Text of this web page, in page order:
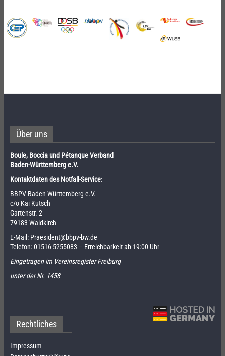
Über uns
Boule, Boccia und Pétanque Verband
Baden-Württemberg e.V.
Kontaktdaten des Notfall-Service:
BBPV Baden-Württemberg e.V.
c/o Kai Kutsch
Gartenstr. 2
79183 Waldkirch
E-Mail: Praesident@bbpv-bw.de
Telefon:01516-5255083 – Erreichbarkeit ab 19:00 Uhr
Eingetragen im Vereinsregister Freiburg
unter der Nr. 1458
Rechtliches
Impressum